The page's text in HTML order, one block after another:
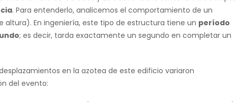
. Para entenderlo, analicemos el comportamiento de un
altura). En ingeniería, este tipo de estructura tiene un período
; es decir, tarda exactamente un segundo en completar un
en la azotea de este edificio variaron
del evento: